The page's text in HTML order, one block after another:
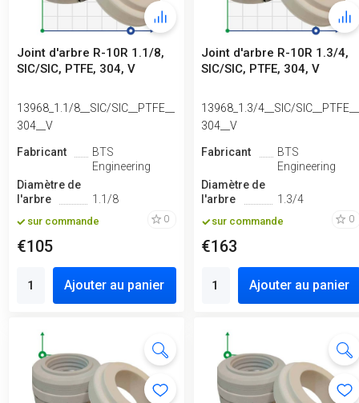
Joint d'arbre R-10R 1.1/8,
SIC/SIC, PTFE, 304, V
13968_1.1/8__SIC/SIC__PTFE__
304__V
Fabricant
BTS
Engineering
Diamètre de
l'arbre
1.1/8
sur commande 0
€105
Ajouter au panier
Joint d'arbre R-10R 1.3/4,
SIC/SIC, PTFE, 304, V
13968_1.3/4__SIC/SIC__PTFE__
304__V
Fabricant
BTS
Engineering
Diamètre de
l'arbre
1.3/4
sur commande 0
€163
Ajouter au panier